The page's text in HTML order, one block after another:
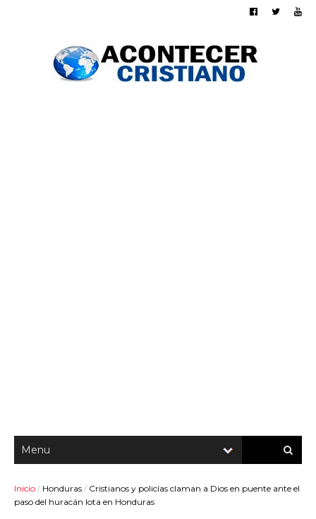
Inicio / Honduras / Cristianos y policías claman a Dios en puente ante el
paso del huracán Iota en Honduras